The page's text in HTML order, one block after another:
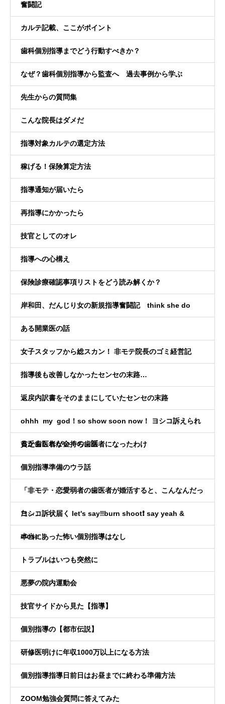
奮闘記
カルテ記載、ここがポイント
歯科個別指導までどう行動すべきか？
なぜ？歯科個別指導から監査へ 過去事例から学ぶ
先生からの質問集
こんな院長はダメだ
指導対象カルテの選定方法
稼げる！保険算定方法
指導通知が届いたら
再指導にかかったら
技官としてのオレ
指導への心構え
保険診療確認事項リストをどう読み解くか？
岸和田、だんじり女の新規指導奮闘記 think she do
ある開業医の話
女子スタッフから総スカン！ 非モテ院長のゴミ経営記
指導後も改善しなかったセンセの末路…
返戻内訳書をそのままにしていたセンセの末路
ohhh my god！so show soon now！ ヨシコ訴えられ
るかもしれない！の、話
貧乏歯医者が金持ち歯医者になったわけ
個別指導準備のウラ話
「非モテ・恋愛弱者の歯医者が婚活すると、こんなんだっ
た…」
ヨシコ訴状届く let's say‼️burn shoot❗️ say yeah &
close！
本当にあった怖い個別指導はなし
トラブルはいつも突然に
悪夢の院内運動会
技官サイドから見た【指導】
個別指導の【都市伝説】
研修医明けに年収1000万以上になる方法
個別指導指導日前日はお昼までに終わる準備方法
ZOOM勉強会質問に答えてみた